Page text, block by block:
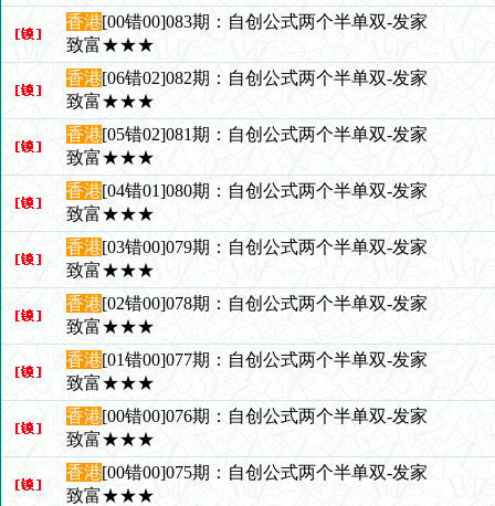
香港[00错00]083期：自创公式两个半单双-发家
致富★★★
香港[06错02]082期：自创公式两个半单双-发家
致富★★★
香港[05错02]081期：自创公式两个半单双-发家
致富★★★
香港[04错01]080期：自创公式两个半单双-发家
致富★★★
香港[03错00]079期：自创公式两个半单双-发家
致富★★★
香港[02错00]078期：自创公式两个半单双-发家
致富★★★
香港[01错00]077期：自创公式两个半单双-发家
致富★★★
香港[00错00]076期：自创公式两个半单双-发家
致富★★★
香港[00错00]075期：自创公式两个半单双-发家
致富★★★